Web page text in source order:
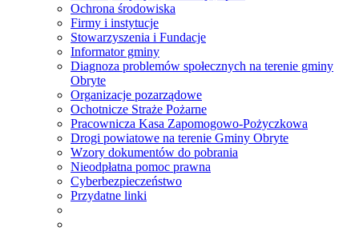
Ochrona środowiska
Firmy i instytucje
Stowarzyszenia i Fundacje
Informator gminy
Diagnoza problemów społecznych na terenie gminy
Obryte
Organizacje pozarządowe
Ochotnicze Straże Pożarne
Pracownicza Kasa Zapomogowo-Pożyczkowa
Drogi powiatowe na terenie Gminy Obryte
Wzory dokumentów do pobrania
Nieodpłatna pomoc prawna
Cyberbezpieczeństwo
Przydatne linki